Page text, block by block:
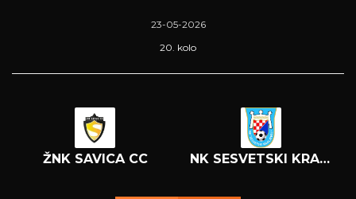
23-05-2026
20. kolo
ŽNK SAVICA CC NK SESVETSKI KRALJEVEC